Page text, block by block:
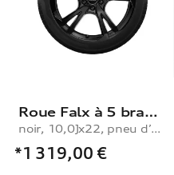
Roue Falx à 5 branches
noir, 10,0Jx22, pneu d’hiver 285/35 R22 106W XL
*1 319,00 €